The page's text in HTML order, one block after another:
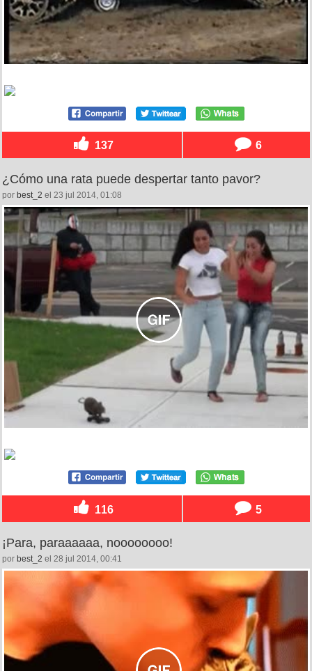
137 6
¿Cómo una rata puede despertar tanto pavor?
por best_2 el 23 jul 2014, 01:08
116 5
¡Para, paraaaaaa, noooooooo!
por best_2 el 28 jul 2014, 00:41